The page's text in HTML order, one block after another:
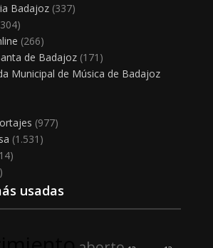
Badajoz(337)
(266)
de Badajoz(171)
Municipal de Música de Badajoz
(977)
(1.531)
usadas